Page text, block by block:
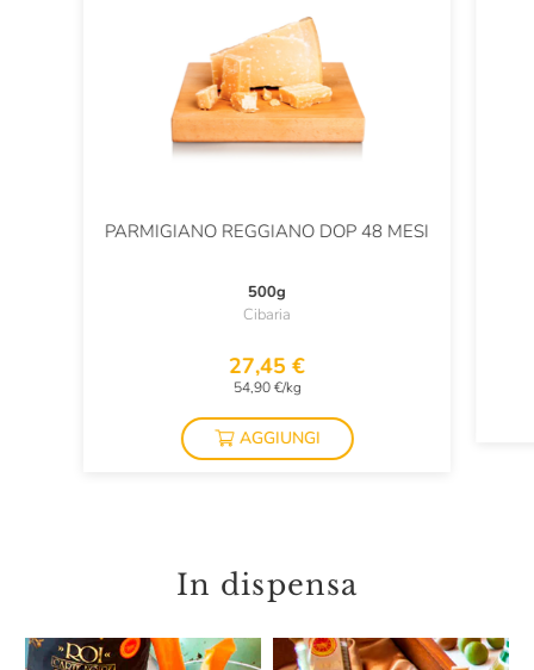
PARMIGIANO REGGIANO DOP 48 MESI
500g
Cibaria
27,45 €
54,90 €/kg
AGGIUNGI
In dispensa